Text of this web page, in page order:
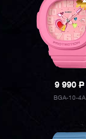
9 990P
BGA-10-4A